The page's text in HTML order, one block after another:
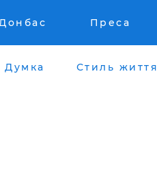
Преса
Думка Стиль життя